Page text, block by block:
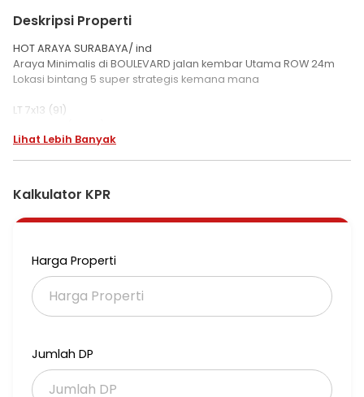
Deskripsi Properti
HOT ARAYA SURABAYA/ ind
Araya Minimalis di BOULEVARD jalan kembar Utama ROW 24m
Lokasi bintang 5 super strategis kemana mana
LT 7x13 (91)
KT 3+1 KM 3+1
SHM
*PRICE 2,6M nego*
XMtjandrasouth
Lihat Lebih Banyak
Kalkulator KPR
Harga Properti
Jumlah DP